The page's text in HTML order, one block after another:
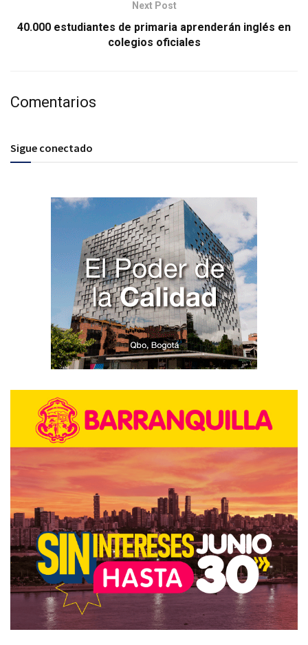
Next Post
40.000 estudiantes de primaria aprenderán inglés en
colegios oficiales
Comentarios
Sigue conectado